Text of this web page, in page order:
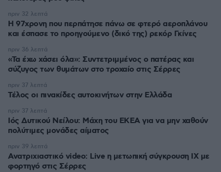
Η 97χρονη που περπάτησε πάνω σε φτερό αεροπλάνου
και έσπασε το προηγούμενο (δικό της) ρεκόρ Γκίνες
πριν 32 λεπτά
«Τα έχω χάσει όλα»: Συντετριμμένος ο πατέρας και
σύζυγος των θυμάτων στο τροχαίο στις Σέρρες
πριν 36 λεπτά
Τέλος οι πινακίδες αυτοκινήτων στην Ελλάδα
πριν 37 λεπτά
Ιός Δυτικού Νείλου: Μάχη του ΕΚΕΑ για να μην χαθούν
πολύτιμες μονάδες αίματος
πριν 37 λεπτά
Ανατριχιαστικό video: Live η μετωπική σύγκρουση ΙΧ με
φορτηγό στις Σέρρες
πριν 39 λεπτά